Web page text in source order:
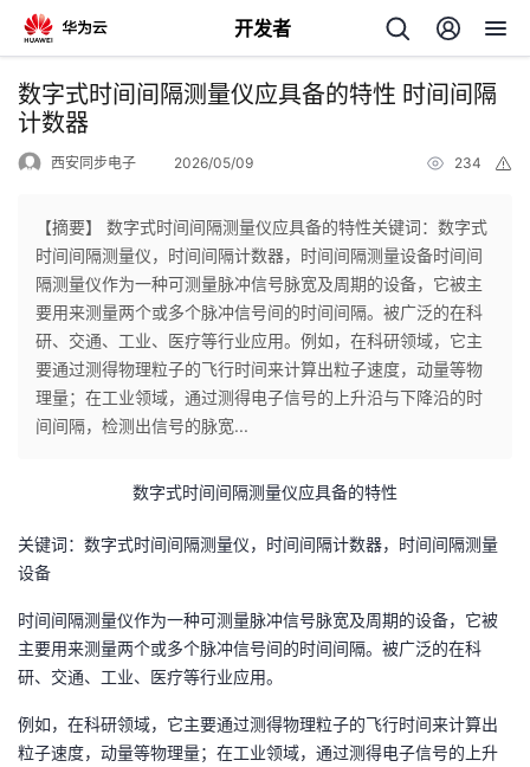
开发者
返
回
个
人
主
我
的
者
我
的
博
我
的
我
数字式时间间隔测量仪应具备的特性 时间间隔
计数器
西安同步电子 2026/05/09 234
【摘要】 数字式时间间隔测量仪应具备的特性关键词：数字式
时间间隔测量仪，时间间隔计数器，时间间隔测量设备时间间
隔测量仪作为一种可测量脉冲信号脉宽及周期的设备，它被主
要用来测量两个或多个脉冲信号间的时间间隔。被广泛的在科
研、交通、工业、医疗等行业应用。例如，在科研领域，它主
要通过测得物理粒子的飞行时间来计算出粒子速度，动量等物
理量；在工业领域，通过测得电子信号的上升沿与下降沿的时
间间隔，检测出信号的脉宽...
数字式时间间隔测量仪应具备的特性
关键词：数字式时间间隔测量仪，时间间隔计数器，时间间隔测量
设备
时间间隔测量仪作为一种可测量脉冲信号脉宽及周期的设备，它被
主要用来测量两个或多个脉冲信号间的时间间隔。被广泛的在科
研、交通、工业、医疗等行业应用。
例如，在科研领域，它主要通过测得物理粒子的飞行时间来计算出
粒子速度，动量等物理量；在工业领域，通过测得电子信号的上升